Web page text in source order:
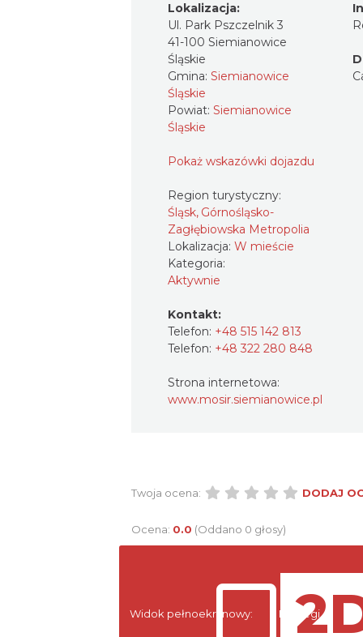
Lokalizacja:
Ul. Park Pszczelnik 3
41-100 Siemianowice
Śląskie
Gmina: Siemianowice
Śląskie
Powiat: Siemianowice
Śląskie
Pokaż wskazówki dojazdu
Region turystyczny:
Śląsk, Górnośląsko-
Zagłębiowska Metropolia
Lokalizacja: W mieście
Kategoria:
Aktywnie
Kontakt:
Telefon: +48 515 142 813
Telefon: +48 322 280 848
Strona internetowa:
www.mosir.siemianowice.pl
Twoja ocena: DODAJ
Ocena: 0.0 (Oddano 0 głosy)
Widok pełnoekranowy: Noclegi